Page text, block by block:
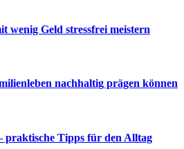
wenig Geld stressfrei meistern
nachhaltig prägen können
praktische Tipps für den Alltag